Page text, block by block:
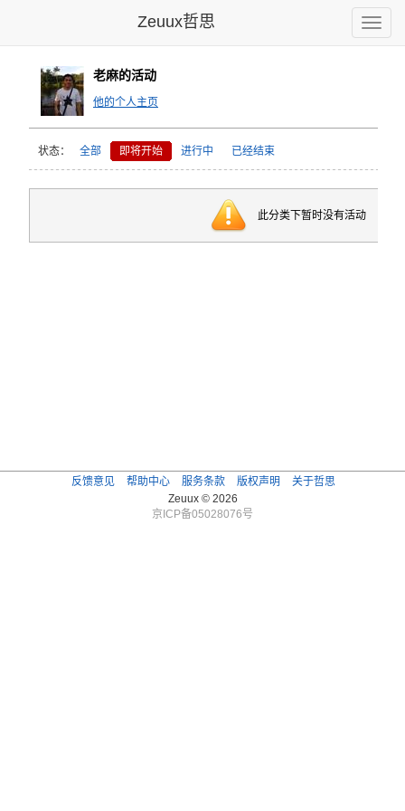
Toggle
Zeuux哲思
老麻的活动
他的个人主页
状态： 全部 即将开始 进行中 已经结束
此分类下暂时没有活动
反馈意见 帮助中心 服务条款 版权声明
关于哲思
Zeuux © 2026
京ICP备05028076号